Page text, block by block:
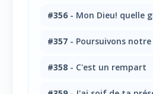
#356 - Mon Dieu! quelle
#357 - Poursuivons
#358 - C'est un rempart